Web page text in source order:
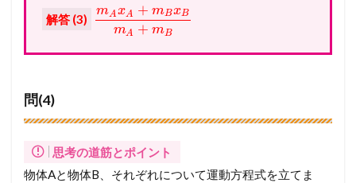
解答 (3)
mAxA + mBxB
mA + mB
問(4)
思考の道筋とポイント
物体Aと物体B、それぞれについて運動方程式を立てま